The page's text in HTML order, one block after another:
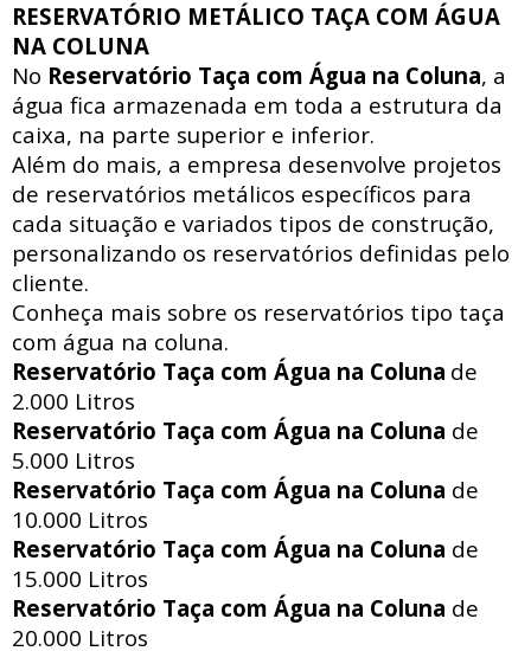
RESERVATÓRIO METÁLICO TAÇA COM ÁGUA
NA COLUNA
No Reservatório Taça com Água na Coluna, a
água fica armazenada em toda a estrutura da
caixa, na parte superior e inferior.
Além do mais, a empresa desenvolve projetos
de reservatórios metálicos específicos para
cada situação e variados tipos de construção,
personalizando os reservatórios definidas pelo
cliente.
Conheça mais sobre os reservatórios tipo taça
com água na coluna.
Reservatório Taça com Água na Coluna de
2.000 Litros
Reservatório Taça com Água na Coluna de
5.000 Litros
Reservatório Taça com Água na Coluna de
10.000 Litros
Reservatório Taça com Água na Coluna de
15.000 Litros
Reservatório Taça com Água na Coluna de
20.000 Litros